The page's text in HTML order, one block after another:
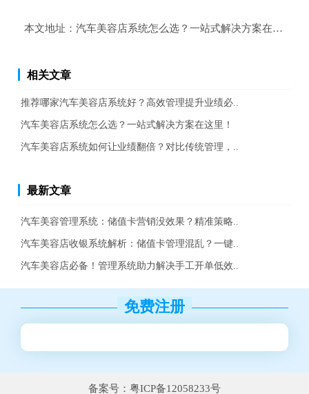
本文地址： 汽车美容店系统怎么选？一站式解决方案在这里！
相关文章
推荐哪家汽车美容店系统好？高效管理提升业绩必..
汽车美容店系统怎么选？一站式解决方案在这里！
汽车美容店系统如何让业绩翻倍？对比传统管理，..
最新文章
汽车美容管理系统：储值卡营销没效果？精准策略..
汽车美容店收银系统解析：储值卡管理混乱？一键..
汽车美容店必备！管理系统助力解决手工开单低效..
免费注册
备案号：粤ICP备12058233号